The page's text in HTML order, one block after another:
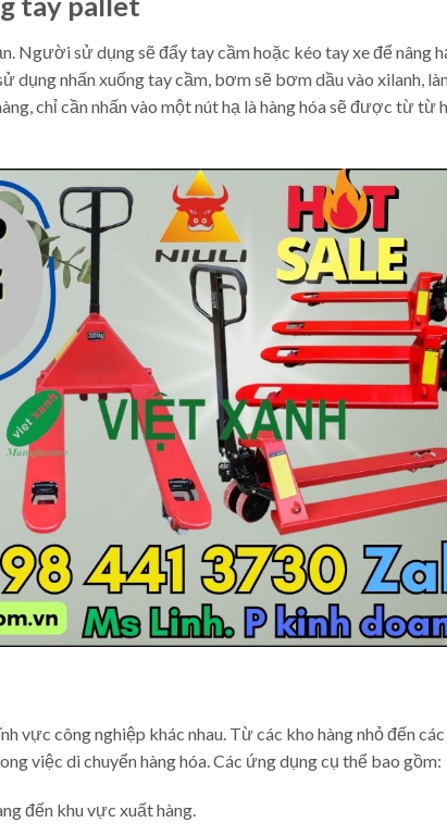
Người sử dụng sẽ đẩy tay cầm hoặc kéo tay xe để nâng
nhấn xuống tay cầm, bơm sẽ bơm dầu vào xilanh,
chỉ cần nhấn vào một nút hạ là hàng hóa sẽ được từ từ
vực công nghiệp khác nhau. Từ các kho hàng nhỏ đến các
việc di chuyển hàng hóa. Các ứng dụng cụ thể bao gồm:
đến khu vực xuất hàng.